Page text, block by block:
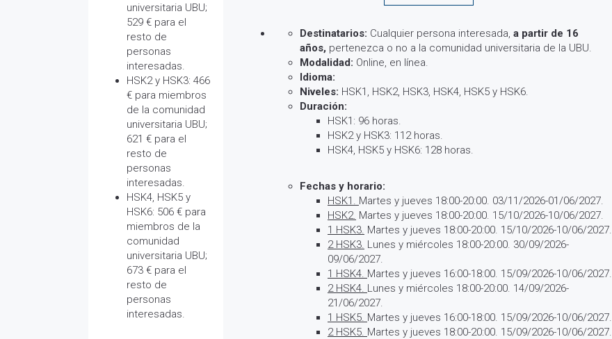
universitaria UBU;
529 € para el
resto de
personas
interesadas.
HSK2 y HSK3: 466
€ para miembros
de la comunidad
universitaria UBU;
621 € para el
resto de
personas
interesadas.
HSK4, HSK5 y
HSK6: 506 € para
miembros de la
comunidad
universitaria UBU;
673 € para el
resto de
personas
interesadas.
Destinatarios: Cualquier persona interesada, a partir de 16
años, pertenezca o no a la comunidad universitaria de la UBU.
Modalidad: Online, en línea.
Idioma:
Niveles: HSK1, HSK2, HSK3, HSK4, HSK5 y HSK6.
Duración:
HSK1: 96 horas.
HSK2 y HSK3: 112 horas.
HSK4, HSK5 y HSK6: 128 horas.
Fechas y horario:
HSK1. Martes y jueves 18:00-20:00. 03/11/2026-01/06/2027.
HSK2. Martes y jueves 18:00-20:00. 15/10/2026-10/06/2027.
1 HSK3. Martes y jueves 18:00-20:00. 15/10/2026-10/06/2027.
2 HSK3. Lunes y miércoles 18:00-20:00. 30/09/2026-
09/06/2027.
1 HSK4. Martes y jueves 16:00-18:00. 15/09/2026-10/06/2027.
2 HSK4. Lunes y miércoles 18:00-20:00. 14/09/2026-
21/06/2027.
1 HSK5. Martes y jueves 16:00-18:00. 15/09/2026-10/06/2027.
2 HSK5. Martes y jueves 18:00-20:00. 15/09/2026-10/06/2027.